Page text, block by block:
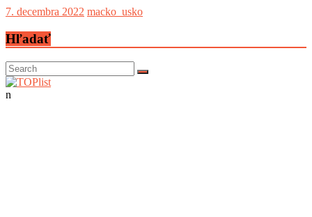
7. decembra 2022 macko_usko
Hľadať
n